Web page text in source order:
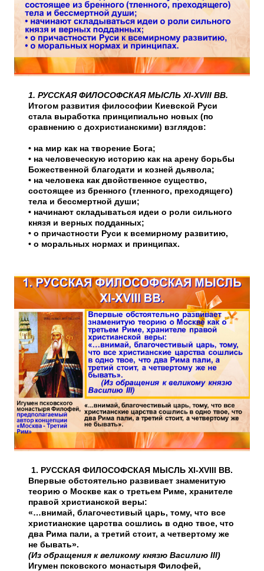
1. РУССКАЯ ФИЛОСОФСКАЯ МЫСЛЬ XI-XVIII ВВ.
Итогом развития философии Киевской Руси
стала выработка принципиально новых (по
сравнению с дохристианскими) взглядов:
• на мир как на творение Бога;
• на человеческую историю как на арену борьбы
Божественной благодати и козней дьявола;
• на человека как двойственное существо,
состоящее из бренного (тленного, преходящего)
тела и бессмертной души;
• начинают складываться идеи о роли сильного
князя и верных подданных;
• о причастности Руси к всемирному развитию,
• о моральных нормах и принципах.
1. РУССКАЯ ФИЛОСОФСКАЯ МЫСЛЬ XI-XVIII ВВ.
Впервые обстоятельно развивает знаменитую
теорию о Москве как о третьем Риме, хранителе
правой христианской веры:
«…внимай, благочестивый царь, тому, что все
христианские царства сошлись в одно твое, что
два Рима пали, а третий стоит, а четвертому же
не бывать».
(Из обращения к великому князю Василию III)
Игумен псковского монастыря Филофей,